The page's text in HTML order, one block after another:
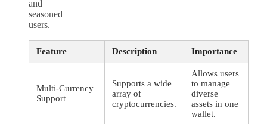
and
seasoned
users.
Feature Description Importance
Multi-Currency
Support
Supports a wide
array of
cryptocurrencies.
Allows users
to manage
diverse
assets in one
wallet.